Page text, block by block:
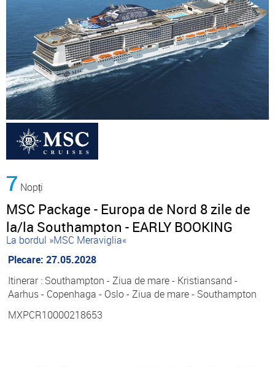
7 Nopți
MSC Package - Europa de Nord 8 zile de
la/la Southampton - EARLY BOOKING
La bordul »MSC Meraviglia«
Plecare: 27.05.2028
Itinerar : Southampton - Ziua de mare - Kristiansand -
Aarhus - Copenhaga - Oslo - Ziua de mare - Southampton
MXPCR10000218653